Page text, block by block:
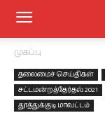
முகப்பு
தலைமைச் செய்திகள்
சட்டமன்றத்தேர்தல் 2021
தூத்துக்குடி மாவட்டம்